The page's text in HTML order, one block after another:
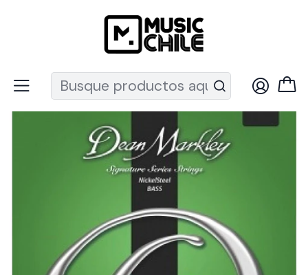
Recuerda que ahora nos puedes encontrar en el MUT
Instrumentos de Cuerda